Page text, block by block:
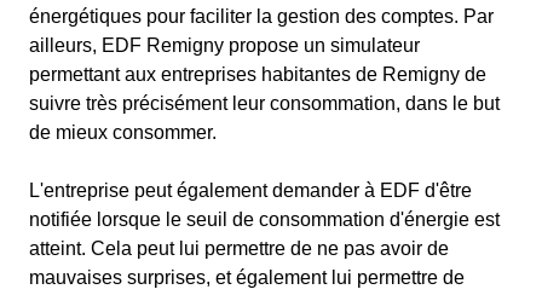
énergétiques pour faciliter la gestion des comptes. Par
ailleurs, EDF Remigny propose un simulateur
permettant aux entreprises habitantes de Remigny de
suivre très précisément leur consommation, dans le but
de mieux consommer.
L'entreprise peut également demander à EDF d'être
notifiée lorsque le seuil de consommation d'énergie est
atteint. Cela peut lui permettre de ne pas avoir de
mauvaises surprises, et également lui permettre de